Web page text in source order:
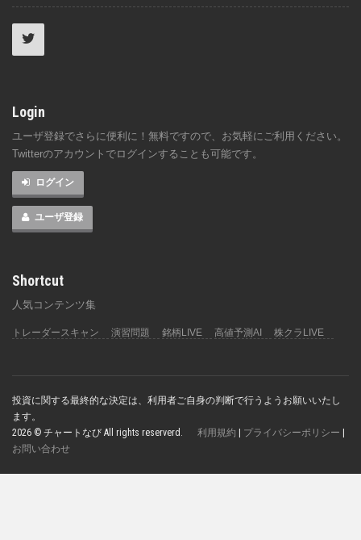
Login
ユーザ登録でさらに便利に！無料ですので、お気軽にご利用ください。
Twitterのアカウントでログインすることも可能です。
ログイン
ユーザ登録
Shortcut
人気コンテンツ集
トレーダースキャン 演習問題 銘柄LIVE 高値予測AI 株クラLIVE
投資に関する最終的な決定は、利用者ご自身の判断で行うようお願いいたし
ます。
2026 © チャートなび All rights reserverd. 利用規約 | プライバシーポリシー |
お問い合わせ